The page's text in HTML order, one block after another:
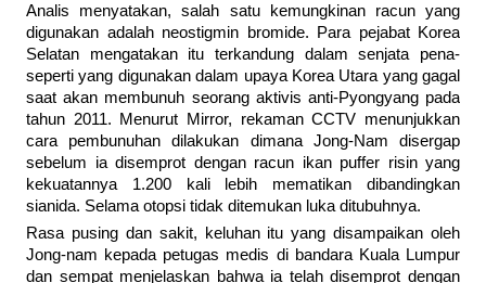
Analis menyatakan, salah satu kemungkinan racun yang
digunakan adalah neostigmin bromide. Para pejabat Korea
Selatan mengatakan itu terkandung dalam senjata pena-
seperti yang digunakan dalam upaya Korea Utara yang gagal
saat akan membunuh seorang aktivis anti-Pyongyang pada
tahun 2011. Menurut Mirror, rekaman CCTV menunjukkan
cara pembunuhan dilakukan dimana Jong-Nam disergap
sebelum ia disemprot dengan racun ikan puffer risin yang
kekuatannya 1.200 kali lebih mematikan dibandingkan
sianida. Selama otopsi tidak ditemukan luka ditubuhnya.
Rasa pusing dan sakit, keluhan itu yang disampaikan oleh
Jong-nam kepada petugas medis di bandara Kuala Lumpur
dan sempat menjelaskan bahwa ia telah disemprot dengan